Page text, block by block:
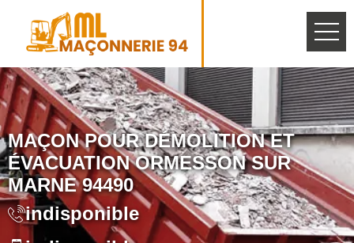
MAÇON POUR DÉMOLITION ET
ÉVACUATION ORMESSON SUR
MARNE 94490
indisponible